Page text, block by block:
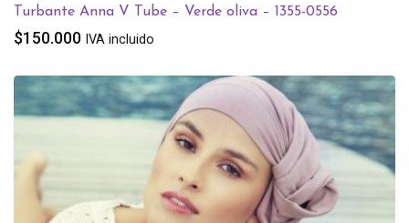
Turbante Anna V Tube – Verde oliva – 1355-0556
$150.000 IVA incluido